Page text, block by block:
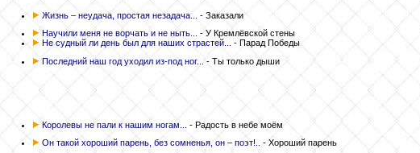
Жизнь – неудача, простая незадача...
- Заказали
Научили меня не ворчать и не ныть...
- У Кремлёвской стены
Не судный ли день был для наших страстей...
- Парад Победы
Последний наш год уходил из-под ног... - Ты только дыши
Королевы не пали к нашим ногам...
- Радость в небе моём
Он такой хороший парень, без сомненья, он – поэт!.. - Хороший парень